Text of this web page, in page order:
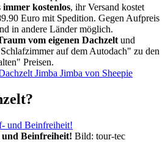
immer kostenlos, ihr Versand kostet
Euro mit Spedition. Gegen Aufpreis
in andere Länder möglich.
vom eigenen Dachzelt und
auf dem Autodach" zu den
Preisen.
Jimba Jimba von Sheepie
Beinfreiheit! Bild: tour-tec